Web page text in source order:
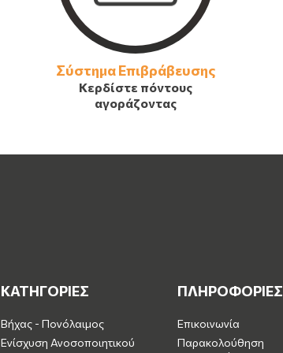
Σύστημα Επιβράβευσης
Κερδίστε πόντους
αγοράζοντας
ΚΑΤΗΓΟΡΙΕΣ
Βήχας - Πονόλαιμος
Ενίσχυση Ανοσοποιητικού
ΠΛΗΡΟΦΟΡΙΕΣ
Επικοινωνία
Παρακολούθηση